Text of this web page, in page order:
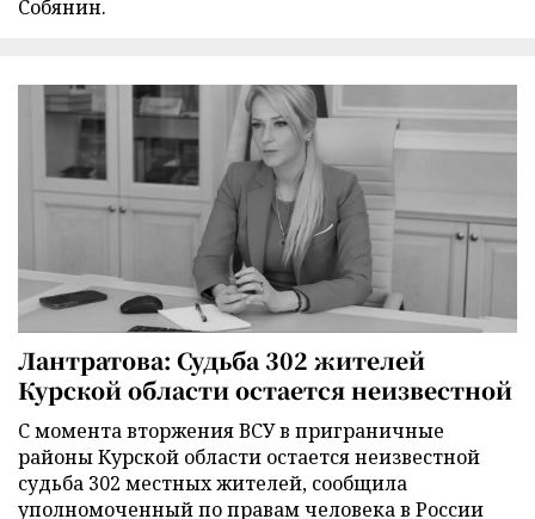
Собянин.
Лантратова: Судьба 302 жителей
Курской области остается неизвестной
С момента вторжения ВСУ в приграничные
районы Курской области остается неизвестной
судьба 302 местных жителей, сообщила
уполномоченный по правам человека в России